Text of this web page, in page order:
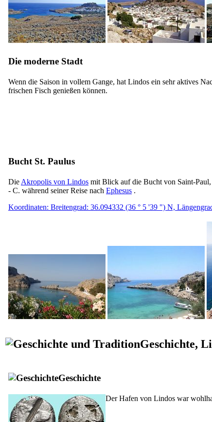
Die moderne Stadt
Wenn die Saison in vollem Gange, hat Lindos ein sehr aktives
frischen Fisch genießen können.
Bucht St. Paulus
Die Akropolis von Lindos mit Blick auf die Bucht von Saint-
- C. während seiner Reise nach Ephesus .
Koordinaten: Breitengrad: 36.094332 (36 ° 5 '39 ") N,
Geschichte,
Geschichte
Der Hafen von Lindos war